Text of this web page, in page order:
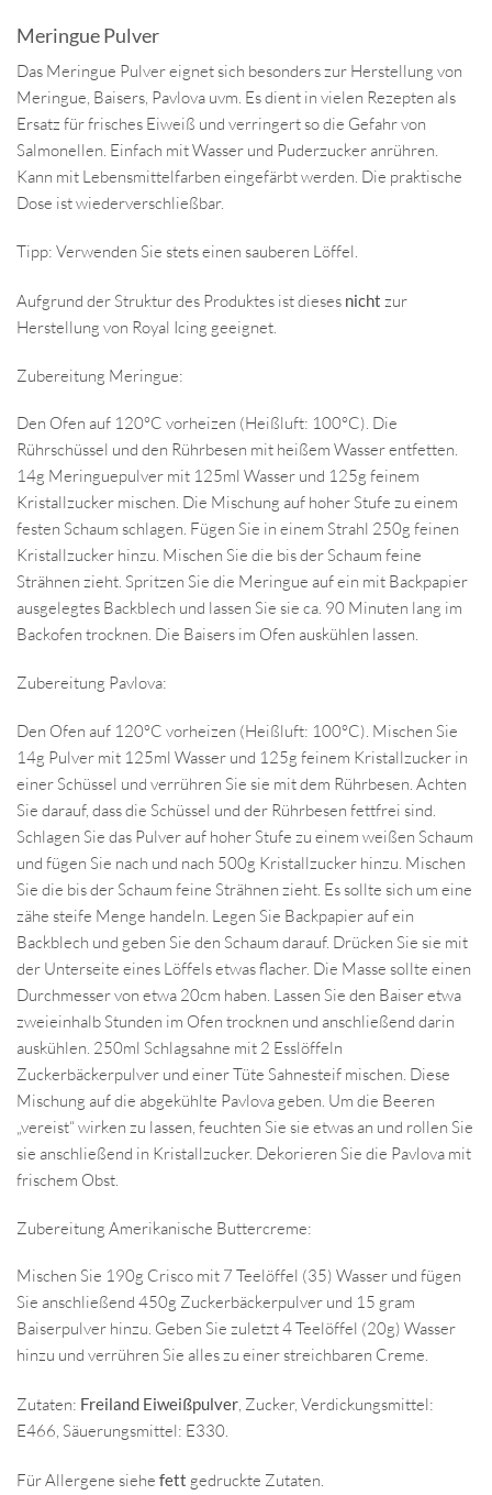
Meringue Pulver
Das Meringue Pulver eignet sich besonders zur Herstellung von
Meringue, Baisers, Pavlova uvm. Es dient in vielen Rezepten als
Ersatz für frisches Eiweiß und verringert so die Gefahr von
Salmonellen. Einfach mit Wasser und Puderzucker anrühren.
Kann mit Lebensmittelfarben eingefärbt werden. Die praktische
Dose ist wiederverschließbar.
Tipp: Verwenden Sie stets einen sauberen Löffel.
Aufgrund der Struktur des Produktes ist dieses nicht zur
Herstellung von Royal Icing geeignet.
Zubereitung Meringue:
Den Ofen auf 120°C vorheizen (Heißluft: 100°C). Die
Rührschüssel und den Rührbesen mit heißem Wasser entfetten.
14g Meringuepulver mit 125ml Wasser und 125g feinem
Kristallzucker mischen. Die Mischung auf hoher Stufe zu einem
festen Schaum schlagen. Fügen Sie in einem Strahl 250g feinen
Kristallzucker hinzu. Mischen Sie die bis der Schaum feine
Strähnen zieht. Spritzen Sie die Meringue auf ein mit Backpapier
ausgelegtes Backblech und lassen Sie sie ca. 90 Minuten lang im
Backofen trocknen. Die Baisers im Ofen auskühlen lassen.
Zubereitung Pavlova:
Den Ofen auf 120°C vorheizen (Heißluft: 100°C). Mischen Sie
14g Pulver mit 125ml Wasser und 125g feinem Kristallzucker in
einer Schüssel und verrühren Sie sie mit dem Rührbesen. Achten
Sie darauf, dass die Schüssel und der Rührbesen fettfrei sind.
Schlagen Sie das Pulver auf hoher Stufe zu einem weißen Schaum
und fügen Sie nach und nach 500g Kristallzucker hinzu. Mischen
Sie die bis der Schaum feine Strähnen zieht. Es sollte sich um eine
zähe steife Menge handeln. Legen Sie Backpapier auf ein
Backblech und geben Sie den Schaum darauf. Drücken Sie sie mit
der Unterseite eines Löffels etwas flacher. Die Masse sollte einen
Durchmesser von etwa 20cm haben. Lassen Sie den Baiser etwa
zweieinhalb Stunden im Ofen trocknen und anschließend darin
auskühlen. 250ml Schlagsahne mit 2 Esslöffeln
Zuckerbäckerpulver und einer Tüte Sahnesteif mischen. Diese
Mischung auf die abgekühlte Pavlova geben. Um die Beeren
„vereist“ wirken zu lassen, feuchten Sie sie etwas an und rollen Sie
sie anschließend in Kristallzucker. Dekorieren Sie die Pavlova mit
frischem Obst.
Zubereitung Amerikanische Buttercreme:
Mischen Sie 190g Crisco mit 7 Teelöffel (35) Wasser und fügen
Sie anschließend 450g Zuckerbäckerpulver und 15 gram
Baiserpulver hinzu. Geben Sie zuletzt 4 Teelöffel (20g) Wasser
hinzu und verrühren Sie alles zu einer streichbaren Creme.
Zutaten: Freiland Eiweißpulver, Zucker, Verdickungsmittel:
E466, Säuerungsmittel: E330.
Für Allergene siehe fett gedruckte Zutaten.